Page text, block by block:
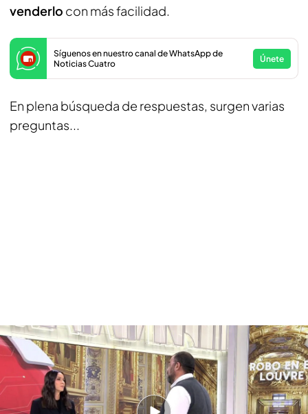
venderlo con más facilidad.
Síguenos en nuestro canal de WhatsApp de
Noticias Cuatro
Únete
En plena búsqueda de respuestas, surgen varias
preguntas...
El robo histórico del Louvre: ¿Tiene salida en el mercado negro?
¿Tuvieron cómplices los ladrones dentro del
museo?